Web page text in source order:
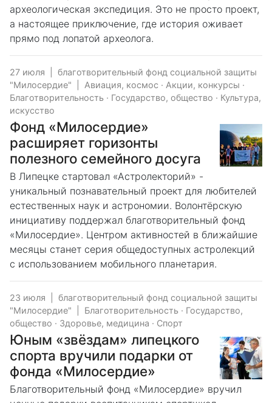
археологическая экспедиция. Это не просто проект,
а настоящее приключение, где история оживает
прямо под лопатой археолога.
27 июля
благотворительный фонд социальной защиты
"Милосердие"
Авиация, космос · Акции, конкурсы ·
Благотворительность · Государство, общество · Культура,
искусство
Фонд «Милосердие»
расширяет горизонты
полезного семейного досуга
В Липецке стартовал «Астролекторий» -
уникальный познавательный проект для любителей
естественных наук и астрономии. Волонтёрскую
инициативу поддержал благотворительный фонд
«Милосердие». Центром активностей в ближайшие
месяцы станет серия общедоступных астролекций
с использованием мобильного планетария.
23 июля
благотворительный фонд социальной защиты
"Милосердие"
Благотворительность · Государство,
общество · Здоровье, медицина · Спорт
Юным «звёздам» липецкого
спорта вручили подарки от
фонда «Милосердие»
Благотворительный фонд «Милосердие» вручил